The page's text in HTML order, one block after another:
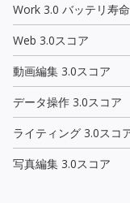
Work 3.0 バッテリ寿命
Web 3.0スコア
動画編集 3.0スコア
データ操作 3.0スコア
ライティング 3.0スコ
写真編集 3.0スコア